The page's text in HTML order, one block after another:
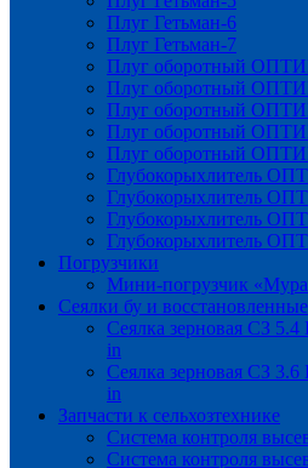
Плуг Гетьман-6
Плуг Гетьман-7
Плуг оборотный
Плуг оборотный
Плуг оборотный
Плуг оборотный
Плуг оборотный
Глубокорыхлитель
Глубокорыхлитель
Глубокорыхлитель
Глубокорыхлитель
Погрузчики
Мини-погрузчик
Сеялки бу и восстановленные
Сеялка зерновая СЗ 5.4
in
Сеялка зерновая СЗ 3.6
in
Запчасти к сельхозтехнике
Система контроля
Система контроля